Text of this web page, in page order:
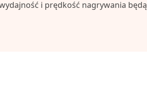
i prędkość nagrywania będą